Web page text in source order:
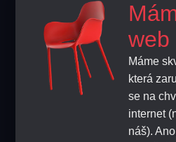
web
Máme
která
se na
internet
náš).